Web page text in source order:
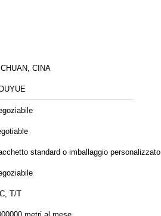
CINA
standard o imballaggio personalizzato
T/T